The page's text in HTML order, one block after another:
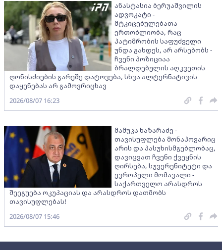
ანასტასია ბერუაშვილის
ადვოკატი -
მტკიცებულებათა
ერთობლიობა, რაც
პატიმრობის საფუძველი
უნდა გახდეს, არ არსებობს -
ჩვენი პოზიციაა
ბრალდებულის აღკვეთის
ღონისძიების გარეშე დატოვება, სხვა ალტერნატივის
დაყენებას არ გამოვრიცხავ
2026/08/07 16:23
მამუკა ხაზარაძე -
თავისუფლება მონაპოვარიც
არის და პასუხისმგებლობაც,
დავიცვათ ჩვენი ქვეყნის
ღირსება, სუვერენიტეტი და
ევროპული მომავალი -
საქართველო არასდროს
შეეგუება ოკუპაციას და არასდროს დათმობს
თავისუფლებას!
2026/08/07 15:46